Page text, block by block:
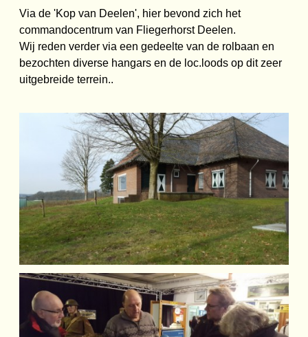
Via de 'Kop van Deelen', hier bevond zich het
commandocentrum van Fliegerhorst Deelen.
Wij reden verder via een gedeelte van de rolbaan en
bezochten diverse hangars en de loc.loods op dit zeer
uitgebreide terrein..